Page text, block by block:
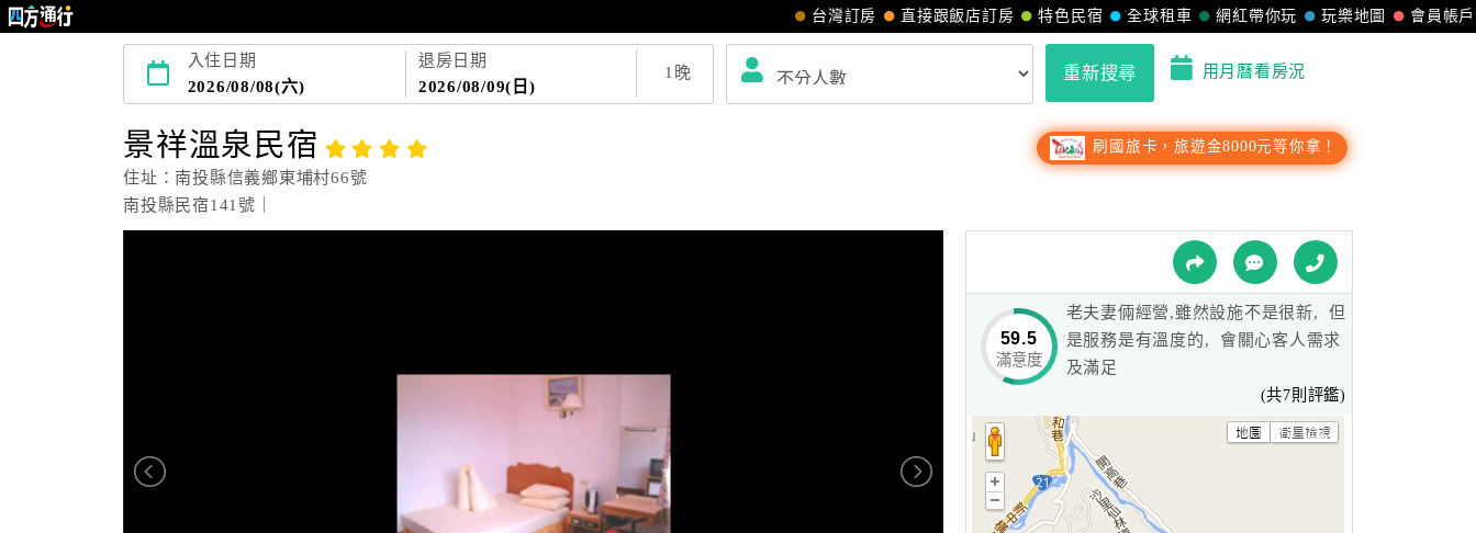
會員帳戶
玩樂地圖
網紅帶你玩
全球租車
特色民宿
直接跟飯店訂房
台灣訂房
入住日期
2026/08/08(六)
退房日期
2026/08/09(日)
1 晚 重新搜尋 用月曆看房況
景祥溫泉民宿
住址：南投縣信義鄉東埔村66號
南投縣民宿141號｜
刷國旅卡，旅遊金8000元等你拿！
59.5
滿意度
老夫妻倆經營,雖然設施不是很新, 但
是服務是有溫度的, 會關心客人需求
及滿足
(共7則評鑑)